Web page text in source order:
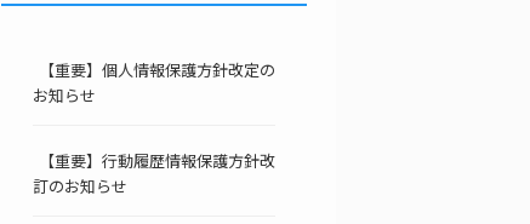
【重要】個人情報保護方針改定の
お知らせ
【重要】行動履歴情報保護方針改
訂のお知らせ